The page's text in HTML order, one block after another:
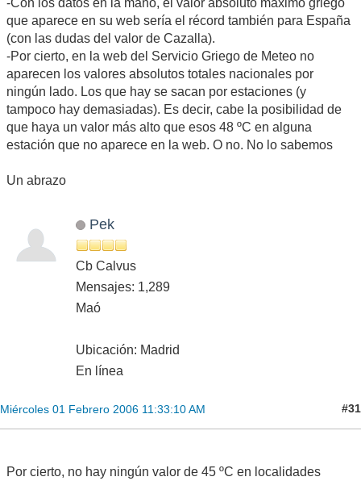
que aparece en su web sería el récord también para España
(con las dudas del valor de Cazalla).
-Por cierto, en la web del Servicio Griego de Meteo no
aparecen los valores absolutos totales nacionales por
ningún lado. Los que hay se sacan por estaciones (y
tampoco hay demasiadas). Es decir, cabe la posibilidad de
que haya un valor más alto que esos 48 ºC en alguna
estación que no aparece en la web. O no. No lo sabemos
Un abrazo
Pek
Cb Calvus
Mensajes: 1,289
Maó
Ubicación: Madrid
En línea
Miércoles 01 Febrero 2006 11:33:10 AM #31
Por cierto, no hay ningún valor de 45 ºC en localidades